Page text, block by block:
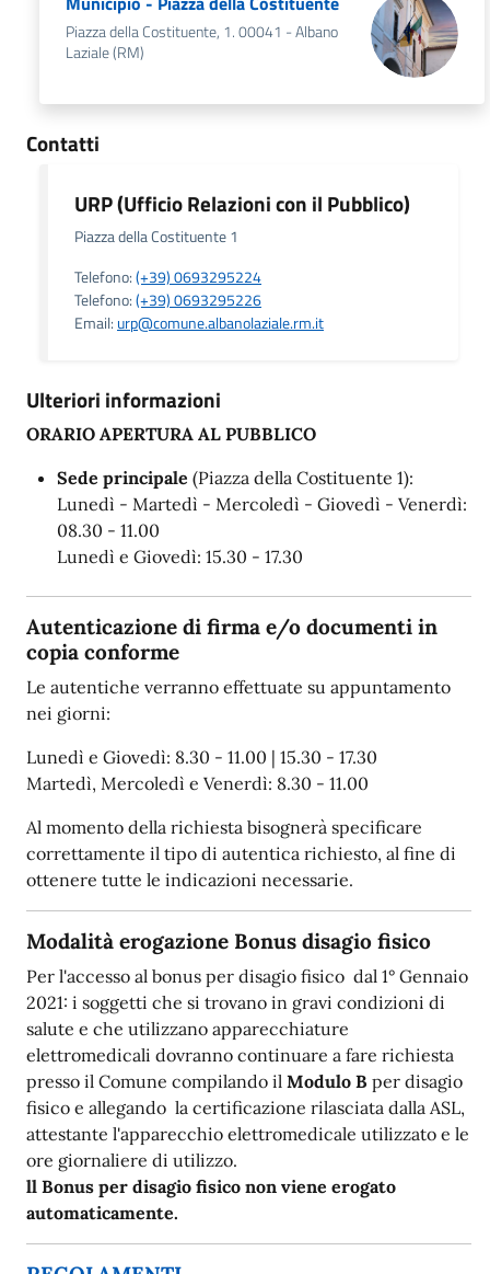
Piazza della Costituente, 1. 00041 - Albano
Laziale (RM)
Contatti
URP (Ufficio Relazioni con il Pubblico)
Piazza della Costituente 1
Telefono:(+39) 0693295224
Telefono:(+39) 0693295226
Email: urp@comune.albanolaziale.rm.it
Ulteriori informazioni
ORARIO APERTURA AL PUBBLICO
Sede principale (Piazza della Costituente 1):
Lunedì - Martedì - Mercoledì - Giovedì - Venerdì:
08.30 - 11.00
Lunedì e Giovedì: 15.30 - 17.30
Autenticazione di firma e/o documenti in
copia conforme
Le autentiche verranno effettuate su appuntamento
nei giorni:
Lunedì e Giovedì: 8.30 - 11.00 | 15.30 - 17.30
Martedì, Mercoledì e Venerdì: 8.30 - 11.00
Al momento della richiesta bisognerà specificare
correttamente il tipo di autentica richiesto, al fine di
ottenere tutte le indicazioni necessarie.
Modalità erogazione Bonus disagio fisico
Per l'accesso al bonus per disagio fisico dal 1° Gennaio
2021: i soggetti che si trovano in gravi condizioni di
salute e che utilizzano apparecchiature
elettromedicali dovranno continuare a fare richiesta
presso il Comune compilando il Modulo B per disagio
fisico e allegando la certificazione rilasciata dalla ASL,
attestante l'apparecchio elettromedicale utilizzato e le
ore giornaliere di utilizzo.
ll Bonus per disagio fisico non viene erogato
automaticamente.